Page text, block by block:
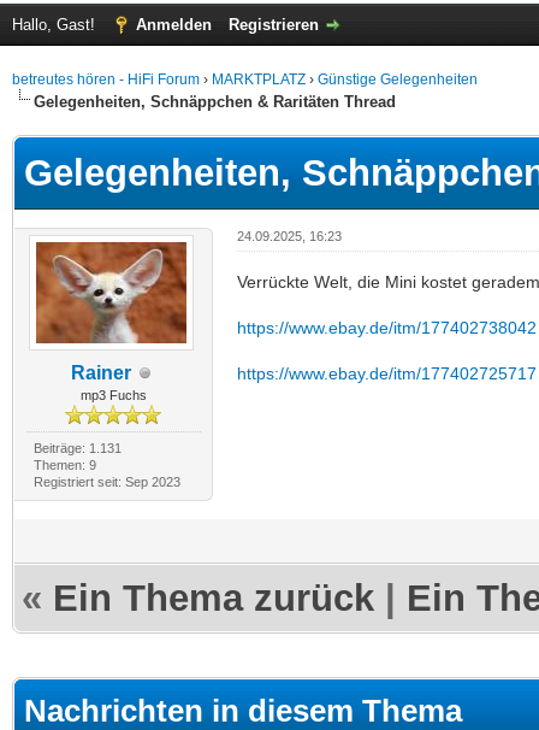
Hallo, Gast! Anmelden Registrieren
betreutes hören - HiFi Forum › MARKTPLATZ › Günstige Gelegenheiten
Gelegenheiten, Schnäppchen & Raritäten Thread
Gelegenheiten,
Rainer
mp3 Fuchs
Beiträge: 1.131
Themen: 9
Registriert seit: Sep 2023
24.09.2025, 16:23
Verrückte Welt, die Mini kostet
https://www.ebay.de/itm/177402738042
https://www.ebay.de/itm/177402725717
« Ein Thema zurück Ein
Nachrichten in diesem Thema